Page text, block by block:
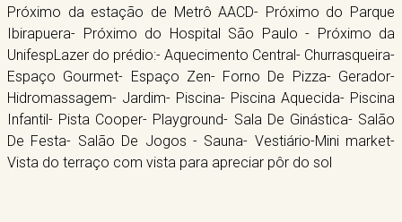
Próximo da estação de Metrô AACD- Próximo do Parque
Ibirapuera- Próximo do Hospital São Paulo - Próximo da
UnifespLazer do prédio:- Aquecimento Central- Churrasqueira-
Espaço Gourmet- Espaço Zen- Forno De Pizza- Gerador-
Hidromassagem- Jardim- Piscina- Piscina Aquecida- Piscina
Infantil- Pista Cooper- Playground- Sala De Ginástica- Salão
De Festa- Salão De Jogos - Sauna- Vestiário-Mini market-
Vista do terraço com vista para apreciar pôr do sol